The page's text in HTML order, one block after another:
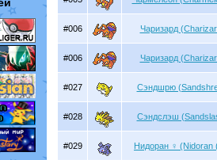
#006 Чаризард
#006 Чаризард
#027 Сэндшрю
#028 Сэндслэш
#029 Нидоран ♀ (Nidoran